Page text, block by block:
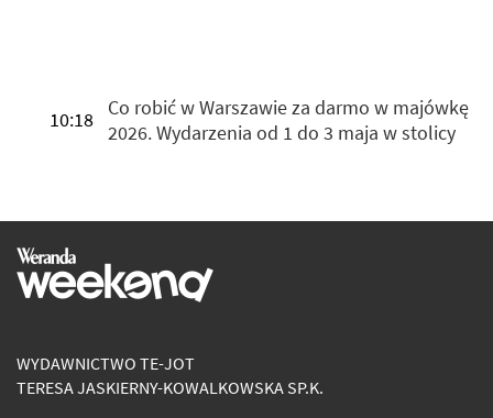
10:18 Co robić w Warszawie za darmo w majówkę
2026. Wydarzenia od 1 do 3 maja w stolicy
WYDAWNICTWO TE-JOT
TERESA JASKIERNY-KOWALKOWSKA SP.K.